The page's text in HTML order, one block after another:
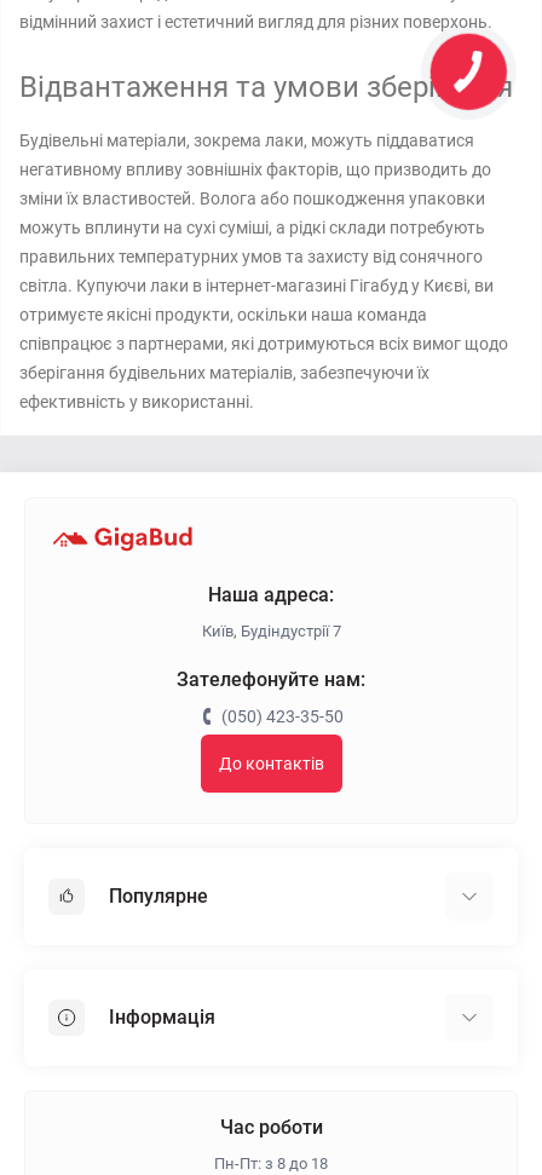
відмінний захист і естетичний вигляд для різних поверхонь.
Відвантаження та умови зберігання
Будівельні матеріали, зокрема лаки, можуть піддаватися
негативному впливу зовнішніх факторів, що призводить до
зміни їх властивостей. Волога або пошкодження упаковки
можуть вплинути на сухі суміші, а рідкі склади потребують
правильних температурних умов та захисту від сонячного
світла. Купуючи лаки в інтернет-магазині Гігабуд у Києві, ви
отримуєте якісні продукти, оскільки наша команда
співпрацює з партнерами, які дотримуються всіх вимог щодо
зберігання будівельних матеріалів, забезпечуючи їх
ефективність у використанні.
Наша адреса:
Київ, Будіндустрії 7
Зателефонуйте нам:
(050) 423-35-50
До контактів
Популярне
Пінопласт
Інформація
Час роботи
Пн-Пт: з 8 до 18